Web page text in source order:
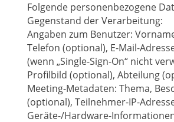
Folgende personenbezogene
Gegenstand der Verarbeitung:
Angaben zum Benutzer:
Telefon (optional), E-Mail-
(wenn „Single-Sign-On“ nicht
Profilbild (optional), Abteilung
Meeting-Metadaten: Thema,
(optional), Teilnehmer-IP-
Geräte-/Hardware-